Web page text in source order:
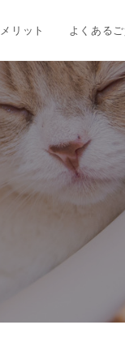
リット よくある